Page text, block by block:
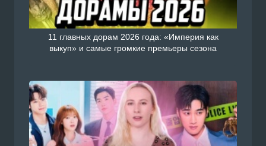
11 главных дорам 2026 года: «Империя как
выкуп» и самые громкие премьеры сезона